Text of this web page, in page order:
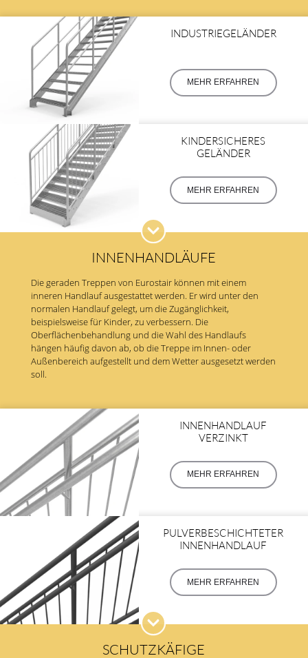
INDUSTRIEGELÄNDER
MEHR ERFAHREN
KINDERSICHERES
GELÄNDER
MEHR ERFAHREN
INNENHANDLÄUFE
Die geraden Treppen von Eurostair können mit einem
inneren Handlauf ausgestattet werden. Er wird unter den
normalen Handlauf gelegt, um die Zugänglichkeit,
beispielsweise für Kinder, zu verbessern. Die
Oberflächenbehandlung und die Wahl des Handlaufs
hängen häufig davon ab, ob die Treppe im Innen- oder
Außenbereich aufgestellt und dem Wetter ausgesetzt werden
soll.
INNENHANDLAUF
VERZINKT
MEHR ERFAHREN
PULVERBESCHICHTETER
INNENHANDLAUF
MEHR ERFAHREN
SCHUTZKÄFIGE